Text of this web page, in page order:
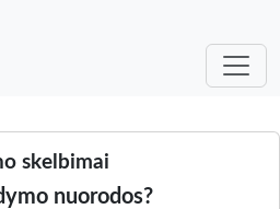
skelbimai
nuorodos?